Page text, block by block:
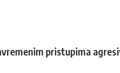
pristupima